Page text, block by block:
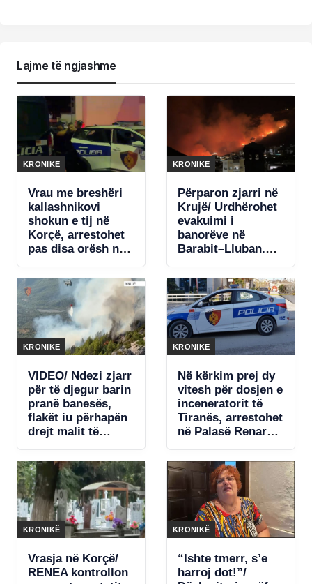
Lajme të ngjashme
KRONIKË
Vrau me breshëri
kallashnikovi
shokun e tij në
Korçë, arrestohet
pas disa orësh në
Pamjet e momentit
kur dërgohet në
komisariat
(VIDEO)
KRONIKË
Përparon zjarri në
Krujë/ Urdhërohet
evakuimi i
banorëve në
Barabit–Lluban.
shpërthime
armatimesh
KRONIKË
VIDEO/ Ndezi zjarr
për të djegur barin
pranë banesës,
flakët iu përhapën
drejt malit të
73-vjeçari
KRONIKË
Në kërkim prej dy
vitesh për dosjen e
inceneratorit të
Tiranës, arrestohet
në Palasë Renardo
KRONIKË
Vrasja në Korçë/
RENEA kontrollon
KRONIKË
“Ishte tmerr, s’e
harroj dot!”/